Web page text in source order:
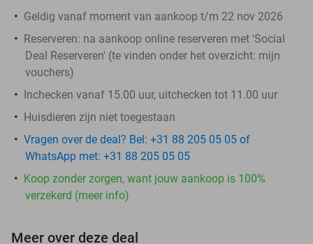
Geldig vanaf moment van aankoop t/m 22 nov 2026
Reserveren: na aankoop online reserveren met 'Social
Deal Reserveren' (te vinden onder het overzicht: mijn
vouchers)
Inchecken vanaf 15.00 uur, uitchecken tot 11.00 uur
Huisdieren zijn niet toegestaan
Vragen over de deal? Bel: +31 88 205 05 05 of
WhatsApp met: +31 88 205 05 05
Koop zonder zorgen, want jouw aankoop is 100%
verzekerd (meer info)
Meer over deze deal